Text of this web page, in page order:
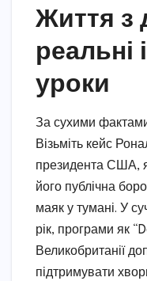
Життя з
реальні
уроки
За сухими
Візьміть кейс
президента США,
його публічна
маяк у тумані. У
рік, програми як
Великобританії
підтримувати